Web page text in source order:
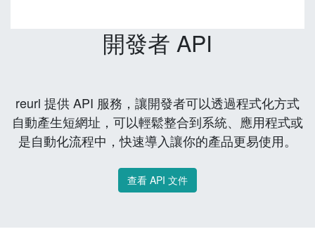
開發者 API
reurl 提供 API 服務，讓開發者可以透過程式化方式
自動產生短網址，可以輕鬆整合到系統、應用程式或
是自動化流程中，快速導入讓你的產品更易使用。
查看 API 文件